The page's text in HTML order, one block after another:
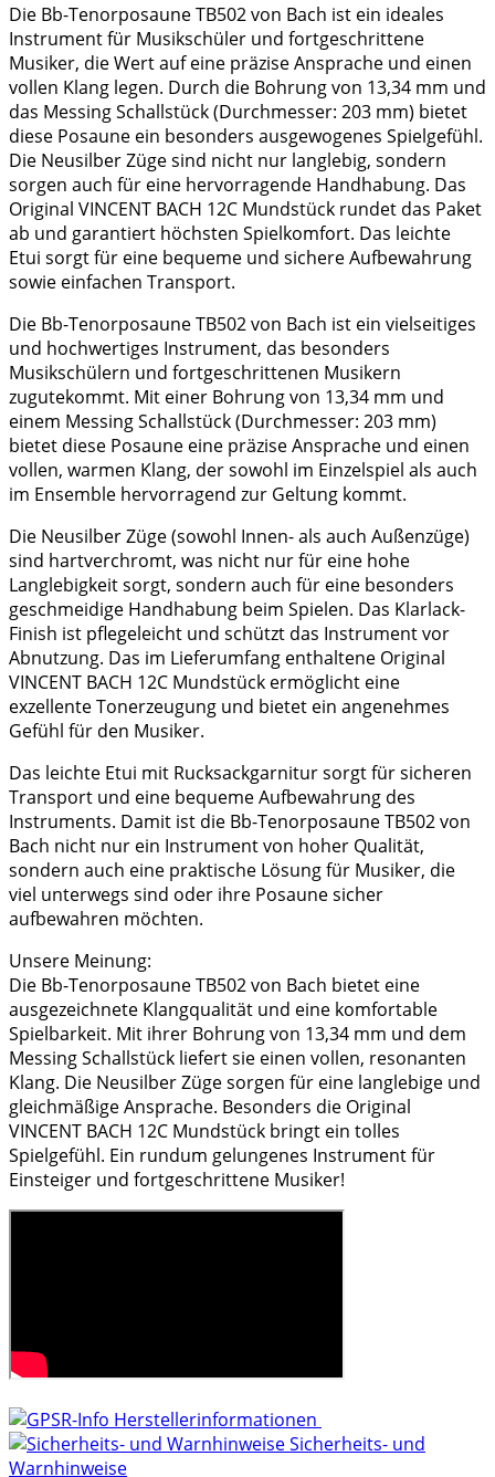
Die Bb-Tenorposaune TB502 von Bach ist ein ideales
Instrument für Musikschüler und fortgeschrittene
Musiker, die Wert auf eine präzise Ansprache und einen
vollen Klang legen. Durch die Bohrung von 13,34 mm und
das Messing Schallstück (Durchmesser: 203 mm) bietet
diese Posaune ein besonders ausgewogenes Spielgefühl.
Die Neusilber Züge sind nicht nur langlebig, sondern
sorgen auch für eine hervorragende Handhabung. Das
Original VINCENT BACH 12C Mundstück rundet das Paket
ab und garantiert höchsten Spielkomfort. Das leichte
Etui sorgt für eine bequeme und sichere Aufbewahrung
sowie einfachen Transport.
Die Bb-Tenorposaune TB502 von Bach ist ein vielseitiges
und hochwertiges Instrument, das besonders
Musikschülern und fortgeschrittenen Musikern
zugutekommt. Mit einer Bohrung von 13,34 mm und
einem Messing Schallstück (Durchmesser: 203 mm)
bietet diese Posaune eine präzise Ansprache und einen
vollen, warmen Klang, der sowohl im Einzelspiel als auch
im Ensemble hervorragend zur Geltung kommt.
Die Neusilber Züge (sowohl Innen- als auch Außenzüge)
sind hartverchromt, was nicht nur für eine hohe
Langlebigkeit sorgt, sondern auch für eine besonders
geschmeidige Handhabung beim Spielen. Das Klarlack-
Finish ist pflegeleicht und schützt das Instrument vor
Abnutzung. Das im Lieferumfang enthaltene Original
VINCENT BACH 12C Mundstück ermöglicht eine
exzellente Tonerzeugung und bietet ein angenehmes
Gefühl für den Musiker.
Das leichte Etui mit Rucksackgarnitur sorgt für sicheren
Transport und eine bequeme Aufbewahrung des
Instruments. Damit ist die Bb-Tenorposaune TB502 von
Bach nicht nur ein Instrument von hoher Qualität,
sondern auch eine praktische Lösung für Musiker, die
viel unterwegs sind oder ihre Posaune sicher
aufbewahren möchten.
Unsere Meinung:
Die Bb-Tenorposaune TB502 von Bach bietet eine
ausgezeichnete Klangqualität und eine komfortable
Spielbarkeit. Mit ihrer Bohrung von 13,34 mm und dem
Messing Schallstück liefert sie einen vollen, resonanten
Klang. Die Neusilber Züge sorgen für eine langlebige und
gleichmäßige Ansprache. Besonders die Original
VINCENT BACH 12C Mundstück bringt ein tolles
Spielgefühl. Ein rundum gelungenes Instrument für
Einsteiger und fortgeschrittene Musiker!
Herstellerinformationen
Sicherheits- und
Warnhinweise